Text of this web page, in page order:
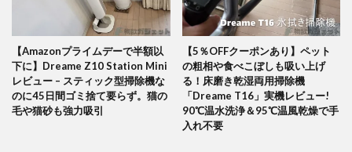
【Amazonプライムデーで半額以
下に】Dreame Z10 Station Mini
レビュー – スティック型掃除機な
のに45日間ゴミ捨て要らず。猫の
毛や猫砂も強力吸引
【5％OFFクーポンあり】ペット
の粗相や食べこぼしも吸い上げ
る！床磨き乾湿両用掃除機
「Dreame T16」実機レビュー!
90℃温水洗浄＆95℃温風乾燥で手
入れ不要